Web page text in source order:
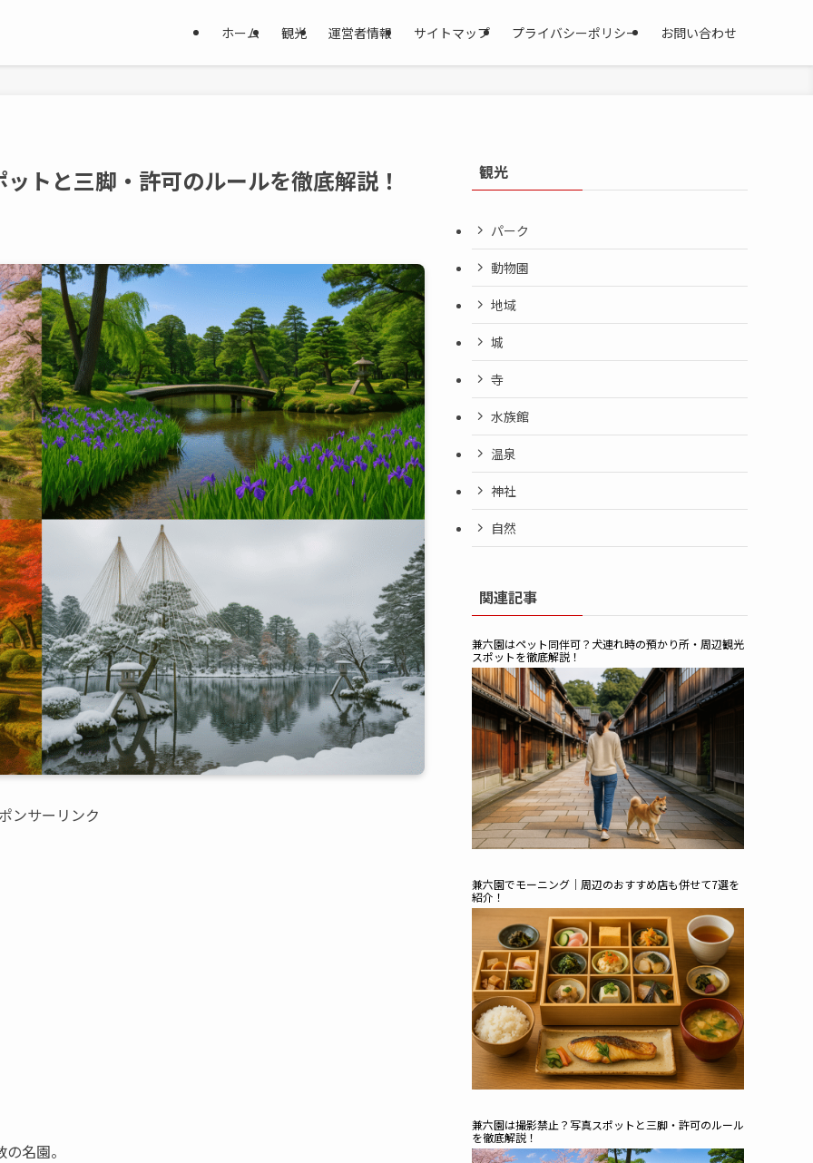
ホーム 観光 運営者情報 サイトマップ プライバシーポリシー お問い合わせ
トと三脚・許可のルールを徹底解説！
ンサーリンク
名園。
観光
パーク
動物園
地域
城
寺
水族館
温泉
神社
自然
関連記事
兼六園はペット同伴可？犬連れ時の預かり所・周辺観光
スポットを徹底解説！
兼六園でモーニング｜周辺のおすすめ店も併せて7選を
紹介！
兼六園は撮影禁止？写真スポットと三脚・許可のルール
を徹底解説！